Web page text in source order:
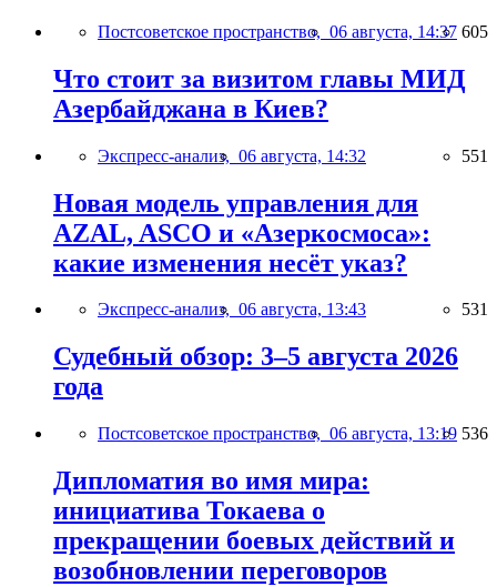
Постсоветское пространство, 06 августа, 14:37 605
Что стоит за визитом главы МИД
Азербайджана в Киев?
Экспресс-анализ, 06 августа, 14:32 551
Новая модель управления для
AZAL, ASCO и «Азеркосмоса»:
какие изменения несёт указ?
Экспресс-анализ, 06 августа, 13:43 531
Судебный обзор: 3–5 августа 2026
года
Постсоветское пространство, 06 августа, 13:19 536
Дипломатия во имя мира:
инициатива Токаева о
прекращении боевых действий и
возобновлении переговоров